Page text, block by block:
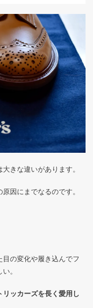
きな違いがあります。
因にまでなるのです。
の変化や履き込んでフ
。
ッカーズを長く愛用し